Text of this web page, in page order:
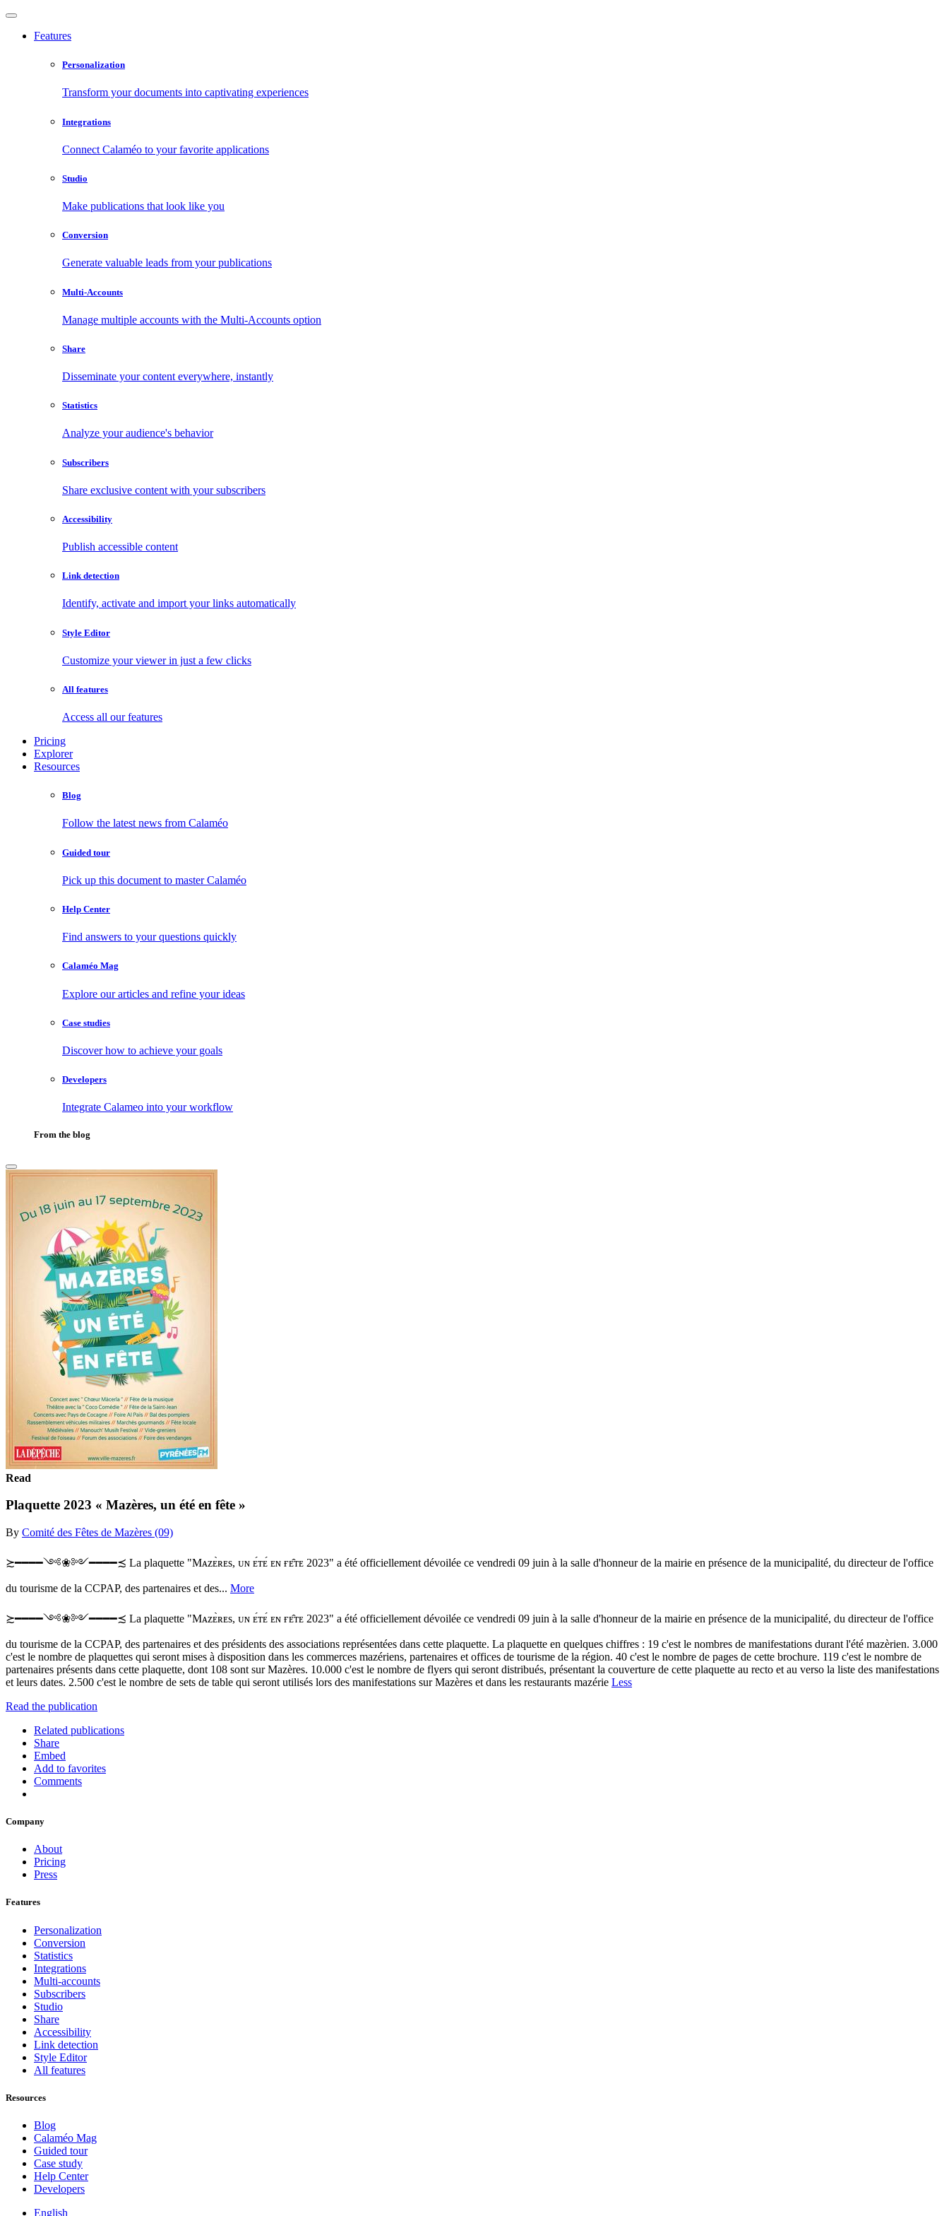
Features
Personalization
Transform your documents into captivating experiences
Integrations
Connect Calaméo to your favorite applications
Studio
Make publications that look like you
Conversion
Generate valuable leads from your publications
Multi-Accounts
Manage multiple accounts with the Multi-Accounts option
Share
Disseminate your content everywhere, instantly
Statistics
Analyze your audience's behavior
Subscribers
Share exclusive content with your subscribers
Accessibility
Publish accessible content
Link detection
Identify, activate and import your links automatically
Style Editor
Customize your viewer in just a few clicks
All features
Access all our features
Pricing
Explorer
Resources
Blog
Follow the latest news from Calaméo
Guided tour
Pick up this document to master Calaméo
Help Center
Find answers to your questions quickly
Calaméo Mag
Explore our articles and refine your ideas
Case studies
Discover how to achieve your goals
Developers
Integrate Calameo into your workflow
From the blog
Read
Plaquette 2023 « Mazères, un été en fête »
By Comité des Fêtes de Mazères (09)
≿━━━━༺❀༻━━━━≾ La plaquette "Mᴀᴢᴇ̀ʀᴇs, ᴜɴ ᴇ́ᴛᴇ́ ᴇɴ ғᴇ̂ᴛᴇ 2023" a été officiellement dévoilée ce vendredi 09 juin à la salle d'honneur de la mairie en présence de la municipalité, du directeur de l'office
du tourisme de la CCPAP, des partenaires et des... More
≿━━━━༺❀༻━━━━≾ La plaquette "Mᴀᴢᴇ̀ʀᴇs, ᴜɴ ᴇ́ᴛᴇ́ ᴇɴ ғᴇ̂ᴛᴇ 2023" a été officiellement dévoilée ce vendredi 09 juin à la salle d'honneur de la mairie en présence de la municipalité, du directeur de l'office
du tourisme de la CCPAP, des partenaires et des présidents des associations représentées dans cette plaquette. La plaquette en quelques chiffres : 19 c'est le nombres de manifestations durant l'été mazèrien. 3.000
c'est le nombre de plaquettes qui seront mises à disposition dans les commerces mazériens, partenaires et offices de tourisme de la région. 40 c'est le nombre de pages de cette brochure. 119 c'est le nombre de
partenaires présents dans cette plaquette, dont 108 sont sur Mazères. 10.000 c'est le nombre de flyers qui seront distribués, présentant la couverture de cette plaquette au recto et au verso la liste des manifestations
et leurs dates. 2.500 c'est le nombre de sets de table qui seront utilisés lors des manifestations sur Mazères et dans les restaurants mazérie Less
Read the publication
Related publications
Share
Embed
Add to favorites
Comments
Company
About
Pricing
Press
Features
Personalization
Conversion
Statistics
Integrations
Multi-accounts
Subscribers
Studio
Share
Accessibility
Link detection
Style Editor
All features
Resources
Blog
Calaméo Mag
Guided tour
Case study
Help Center
Developers
English